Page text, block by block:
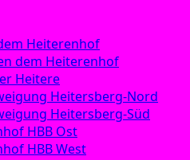
Heiterenhof
dem Heiterenhof
Heitere
Heitersberg-Nord
Heitersberg-Süd
HBB Ost
HBB West